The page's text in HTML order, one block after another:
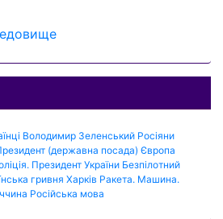
Володимир Зеленський Росіяни
(державна посада) Європа
Президент України Безпілотний
гривня Харків Ракета. Машина.
Російська мова